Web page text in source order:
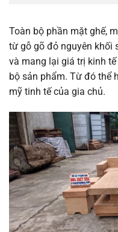
Toàn bộ phần mặt ghế,
từ gỗ gõ đỏ nguyên khối
và mang lại giá trị kinh
bộ sản phẩm. Từ đó thể
mỹ tinh tế của gia chủ.